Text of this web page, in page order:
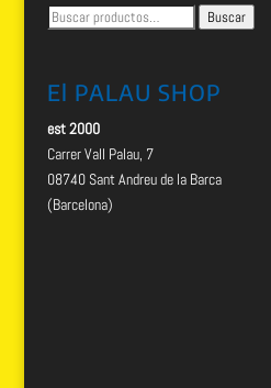
Buscar
por:
Buscar
El PALAU SHOP
est 2000
Carrer Vall Palau, 7
08740 Sant Andreu de la Barca
(Barcelona)